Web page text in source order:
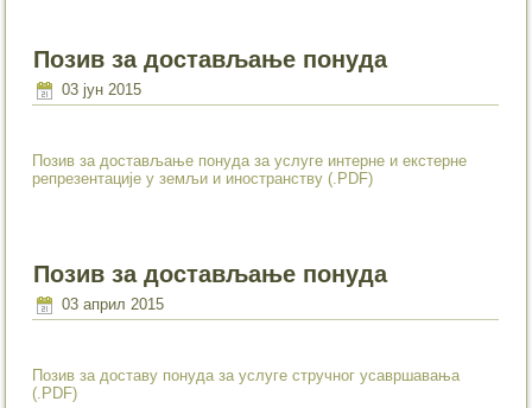
Позив за достављање понуда
03 јун 2015
Позив за достављање понуда за услуге интерне и екстерне
репрезентације у земљи и иностранству (.PDF)
Позив за достављање понуда
03 април 2015
Позив за доставу понуда за услуге стручног усавршавања
(.PDF)